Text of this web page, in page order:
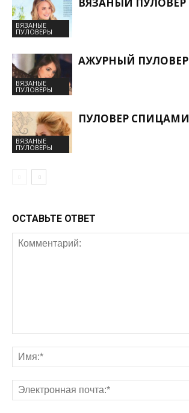
ВЯЗАНЫЕ
ПУЛОВЕРЫ
ВЯЗАНЫЕ
ПУЛОВЕРЫ
АЖУРНЫЙ ПУЛОВЕР
ВЯЗАНЫЕ
ПУЛОВЕРЫ
ПУЛОВЕР СПИЦАМИ
ОСТАВЬТЕ ОТВЕТ